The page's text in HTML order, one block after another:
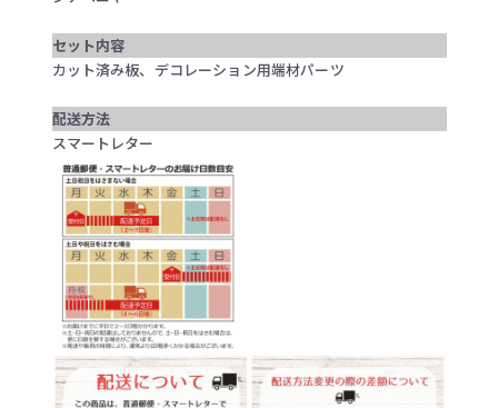
セット内容
カット済み板、デコレーション用端材パーツ
配送方法
スマートレター